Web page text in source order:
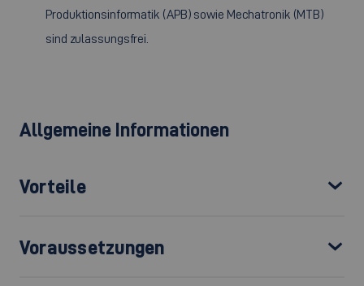
Produktionsinformatik (APB) sowie Mechatronik (MTB)
sind zulassungsfrei.
Allgemeine Informationen
Vorteile
Voraussetzungen